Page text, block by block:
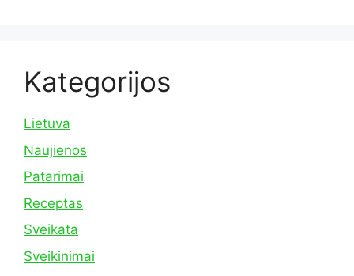
Kategorijos
Lietuva
Naujienos
Patarimai
Receptas
Sveikata
Sveikinimai